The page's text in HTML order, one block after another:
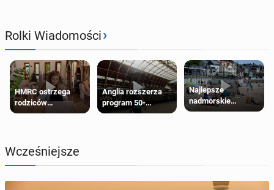
Rolki Wiadomości›
HMRC ostrzega
rodziców
pobierających Child
zwrotu zasiłku
Anglia rozszerza
program 50-
procentowych
Najlepsze
nadmorskie
miasteczko blisko
Wcześniejsze